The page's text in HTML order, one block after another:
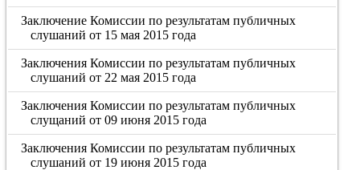
Заключение Комиссии по результатам публичных
слушаний от 15 мая 2015 года
Заключения Комиссии по результатам публичных
слушаний от 22 мая 2015 года
Заключения Комиссии по результатам публичных
слущаний от 09 июня 2015 года
Заключения Комиссии по результатам публичных
слушаний от 19 июня 2015 года